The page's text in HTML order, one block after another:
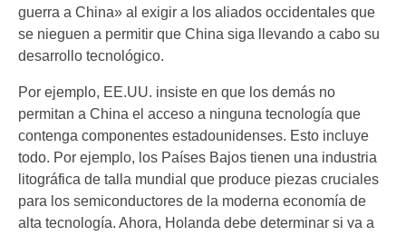
guerra a China» al exigir a los aliados occidentales que
se nieguen a permitir que China siga llevando a cabo su
desarrollo tecnológico.
Por ejemplo, EE.UU. insiste en que los demás no
permitan a China el acceso a ninguna tecnología que
contenga componentes estadounidenses. Esto incluye
todo. Por ejemplo, los Países Bajos tienen una industria
litográfica de talla mundial que produce piezas cruciales
para los semiconductores de la moderna economía de
alta tecnología. Ahora, Holanda debe determinar si va a